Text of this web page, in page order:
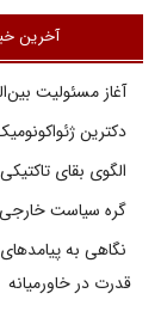
آخرین
آغاز مسئولیت
دکترین
الگوی بقای
گره سیاست
نگاهی به
قدرت در خاورمیانه